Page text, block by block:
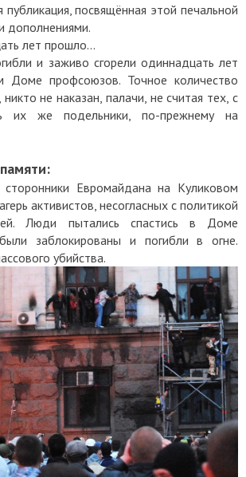
посвящённая этой печальной
дополнениями.
лет прошло...
и заживо сгорели одиннадцать лет
Доме профсоюзов. Точное количество
не наказан, палачи, не считая тех, с
их же подельники, по-прежнему на
Евромайдана на Куликовом
активистов, несогласных с политикой
Люди пытались спастись в Доме
заблокированы и погибли в огне.
убийства.